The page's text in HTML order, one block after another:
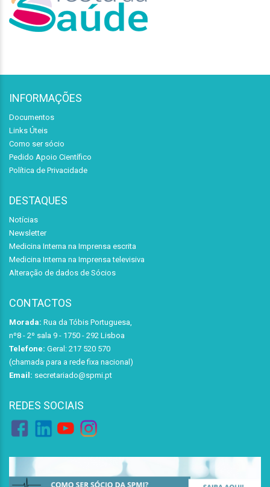
INFORMAÇÕES
Documentos
Links Úteis
Como ser sócio
Pedido Apoio Científico
Política de Privacidade
DESTAQUES
Notícias
Newsletter
Medicina Interna na Imprensa escrita
Medicina Interna na Imprensa televisiva
Alteração de dados de Sócios
CONTACTOS
Morada: Rua da Tóbis Portuguesa,
nº8 - 2º sala 9 - 1750 - 292 Lisboa
Telefone: Geral: 217 520 570
(chamada para a rede fixa nacional)
Email: secretariado@spmi.pt
REDES SOCIAIS